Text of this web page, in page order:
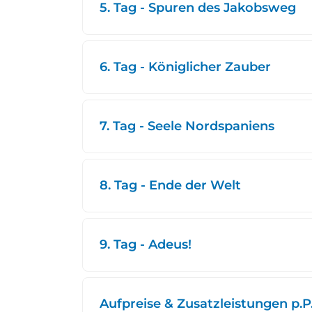
5. Tag - Spuren des Jakobsweg
6. Tag - Königlicher Zauber
7. Tag - Seele Nordspaniens
8. Tag - Ende der Welt
9. Tag - Adeus!
Aufpreise & Zusatzleistungen